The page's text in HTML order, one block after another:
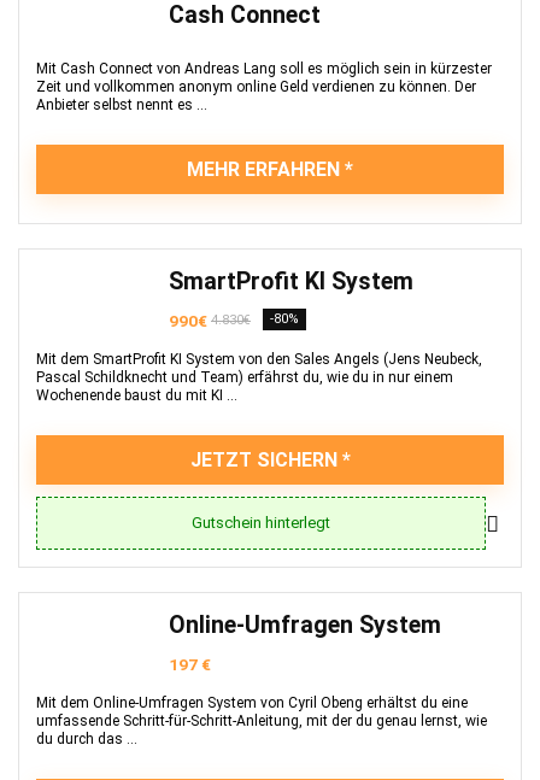
Cash Connect
Mit Cash Connect von Andreas Lang soll es möglich sein in kürzester
Zeit und vollkommen anonym online Geld verdienen zu können. Der
Anbieter selbst nennt es ...
MEHR ERFAHREN
SmartProfit KI System
990€ 4.830€ -80%
Mit dem SmartProfit KI System von den Sales Angels (Jens Neubeck,
Pascal Schildknecht und Team) erfährst du, wie du in nur einem
Wochenende baust du mit KI ...
JETZT SICHERN
Gutschein hinterlegt
Online-Umfragen System
197 €
Mit dem Online-Umfragen System von Cyril Obeng erhältst du eine
umfassende Schritt-für-Schritt-Anleitung, mit der du genau lernst, wie
du durch das ...